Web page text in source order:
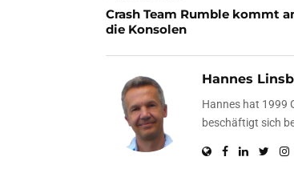
Crash Team Rumble kommt
die Konsolen
Hannes
Hannes hat 1999
beschäftigt sich